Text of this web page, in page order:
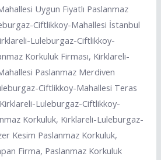
Uygun Fiyatlı Paslanmaz
Ciftlikkoy-Mahallesi İstanbul
Luleburgaz-Ciftlikkoy-
Korkuluk Firması, Kirklareli-
Paslanmaz Merdiven
Ciftlikkoy-Mahallesi Teras
Luleburgaz-Ciftlikkoy-
Korkuluk, Kirklareli-Luleburgaz-
Kesim Paslanmaz Korkuluk,
Firma, Paslanmaz Korkuluk